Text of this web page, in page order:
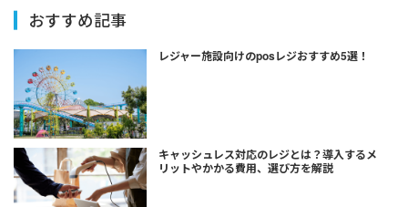
おすすめ記事
レジャー施設向けのposレジおすすめ5選！
キャッシュレス対応のレジとは？導入するメ
リットやかかる費用、選び方を解説